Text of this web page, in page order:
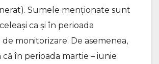
Sumele menționate sunt
ca și în perioada
monitorizare. De asemenea,
în perioada martie – iunie